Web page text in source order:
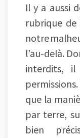
Il y a aussi
rubrique de
notre
l’au-delà.
interdits,
que la
par terre,
bien